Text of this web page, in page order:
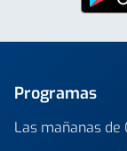
Programas
Las mañanas de